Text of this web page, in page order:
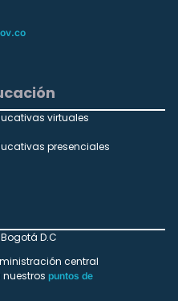
virtuales
presenciales
D.C
central
puntos de